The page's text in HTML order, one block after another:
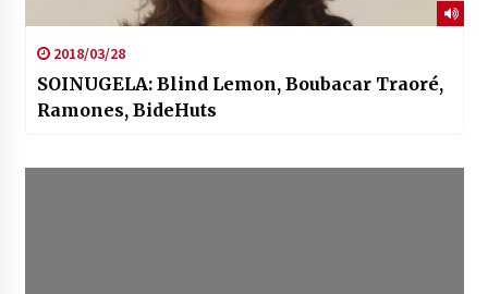
2018/03/28
SOINUGELA: Blind Lemon, Boubacar Traoré,
Ramones, BideHuts